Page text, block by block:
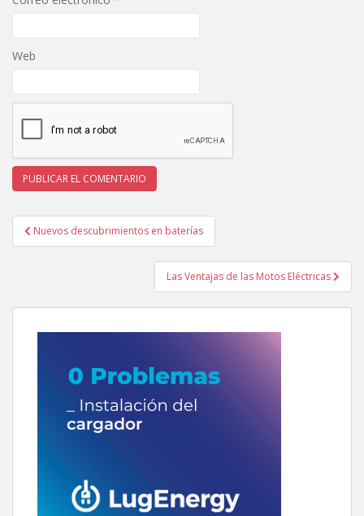
Web
Navegación
de
Nuevos descubrimientos en baterías
Las Ventajas de las Motos Eléctricas